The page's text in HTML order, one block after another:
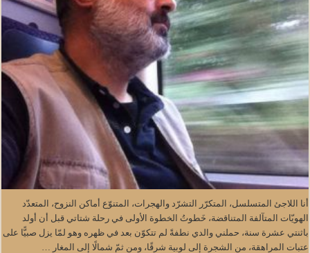
أنا اللاجئ المتسلسل، المتكرّر التشرّد والهجرات، المتنوّع أماكن النزوح، المتعدّد
الهويّات المتآلفة المتناقضة، خَطوتُ الخطوة الأولى في رحلة شتاتي قبل أن أولد
باثنتي عشرة سنة، حملني والدي نطفةً لم تتكوّن بعد في ظهره وهو لمّا يزل صبيًّا على
عتبات المراهقة، من الشجرة إلى لوبية شرقًا، ومن ثمّ شمالًا إلى المغار …